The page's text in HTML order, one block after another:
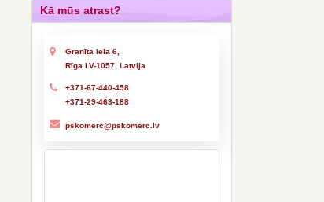
Kā mūs atrast?
Granīta iela 6,
Rīga LV-1057, Latvija
+371-67-440-458
+371-29-463-188
pskomerc@pskomerc.lv